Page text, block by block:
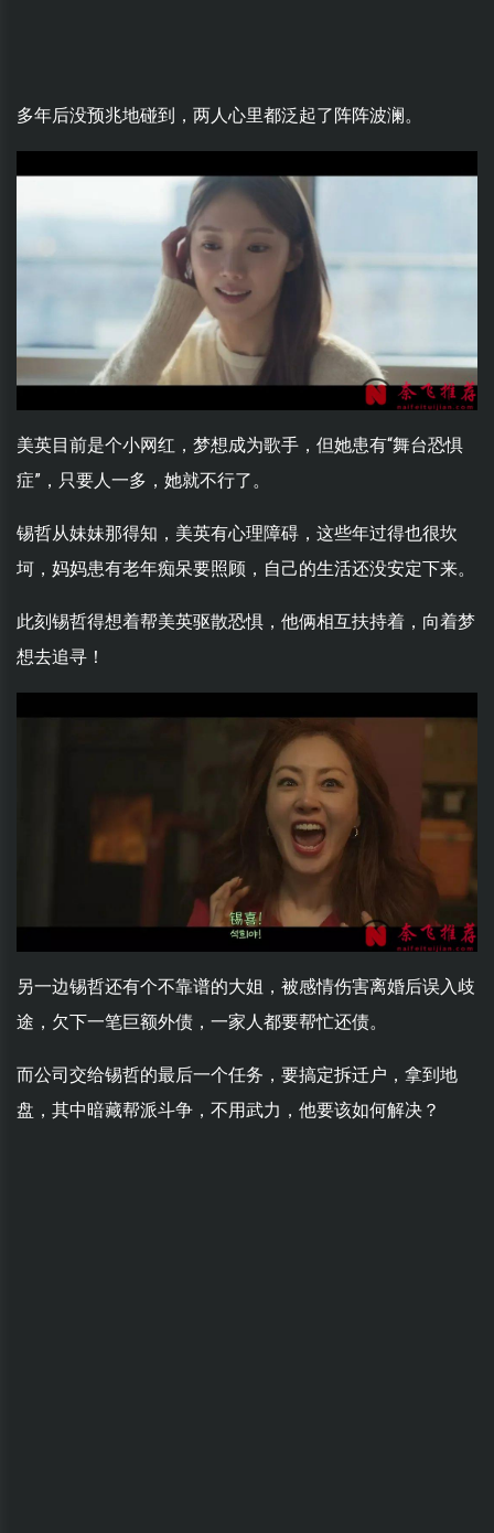
多年后没预兆地碰到，两人心里都泛起了阵阵波澜。
美英目前是个小网红，梦想成为歌手，但她患有“舞台恐惧
症”，只要人一多，她就不行了。
锡哲从妹妹那得知，美英有心理障碍，这些年过得也很坎
坷，妈妈患有老年痴呆要照顾，自己的生活还没安定下来。
此刻锡哲得想着帮美英驱散恐惧，他俩相互扶持着，向着梦
想去追寻！
另一边锡哲还有个不靠谱的大姐，被感情伤害离婚后误入歧
途，欠下一笔巨额外债，一家人都要帮忙还债。
而公司交给锡哲的最后一个任务，要搞定拆迁户，拿到地
盘，其中暗藏帮派斗争，不用武力，他要该如何解决？